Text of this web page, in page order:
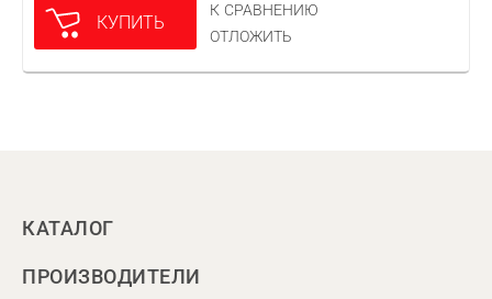
КУПИТЬ
К СРАВНЕНИЮ
ОТЛОЖИТЬ
КАТАЛОГ
ПРОИЗВОДИТЕЛИ